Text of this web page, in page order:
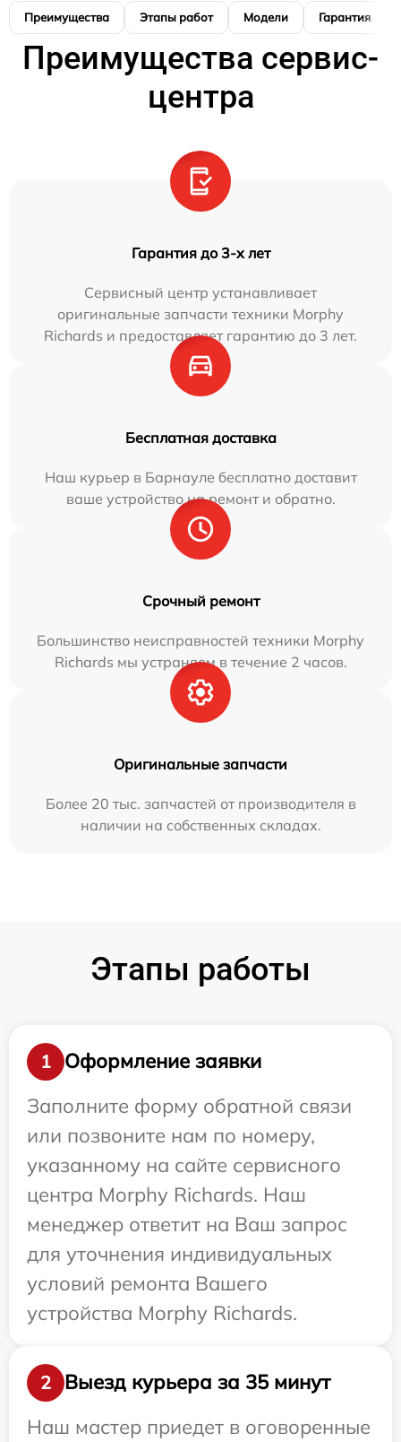
Преимущества Этапы работ Модели Гарантия
Преимущества сервис-
центра
Гарантия до 3-х лет
Сервисный центр устанавливает
оригинальные запчасти техники Morphy
Richards и предоставляет гарантию до 3 лет.
Бесплатная доставка
Наш курьер в Барнауле бесплатно доставит
ваше устройство на ремонт и обратно.
Срочный ремонт
Большинство неисправностей техники Morphy
Richards мы устраняем в течение 2 часов.
Оригинальные запчасти
Более 20 тыс. запчастей от производителя в
наличии на собственных складах.
Этапы работы
1
Оформление заявки
Заполните форму обратной связи
или позвоните нам по номеру,
указанному на сайте сервисного
центра Morphy Richards. Наш
менеджер ответит на Ваш запрос
для уточнения индивидуальных
условий ремонта Вашего
устройства Morphy Richards.
2
Выезд курьера за 35 минут
Наш мастер приедет в оговоренные